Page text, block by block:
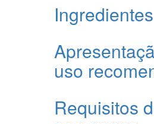
Ingredientes
uso
Requisitos